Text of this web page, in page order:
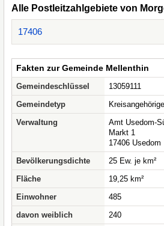
Alle Postleitzahlgebiete von
17406
Fakten zur Gemeinde Mellenthin
Gemeindeschlüssel
13059111
Gemeindetyp
Verwaltung
Amt Usedom-
Markt 1
17406 Usedom
Bevölkerungsdichte
25 Ew. je km²
Fläche
19,25 km²
Einwohner
485
davon weiblich
240